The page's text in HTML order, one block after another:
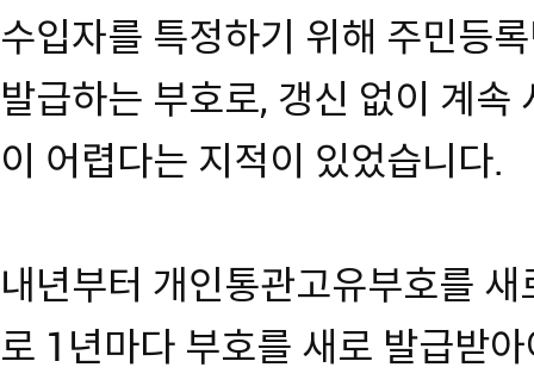
수입자를 특정하기 위해 주민등
발급하는 부호로, 갱신 없이 계속
이 어렵다는 지적이 있었습니다.
내년부터 개인통관고유부호를
로 1년마다 부호를 새로 발급받